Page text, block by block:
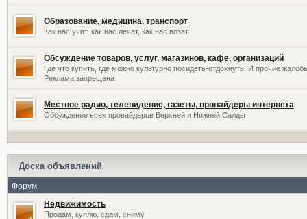
Образование, медицина, транспорт
Как нас учат, как нас лечат, как нас возят
Обсуждение товаров, услуг, магазинов, кафе, организаций
Где что купить, где можно культурно посидеть-отдохнуть. И прочие
Реклама запрещена
Местное радио, телевидение, газеты, провайдеры интернета
Обсуждение всех провайдеров Верхней и Нижней Салды
Доска объявлений
Форум
Недвижимость
Продам, куплю, сдам, сниму